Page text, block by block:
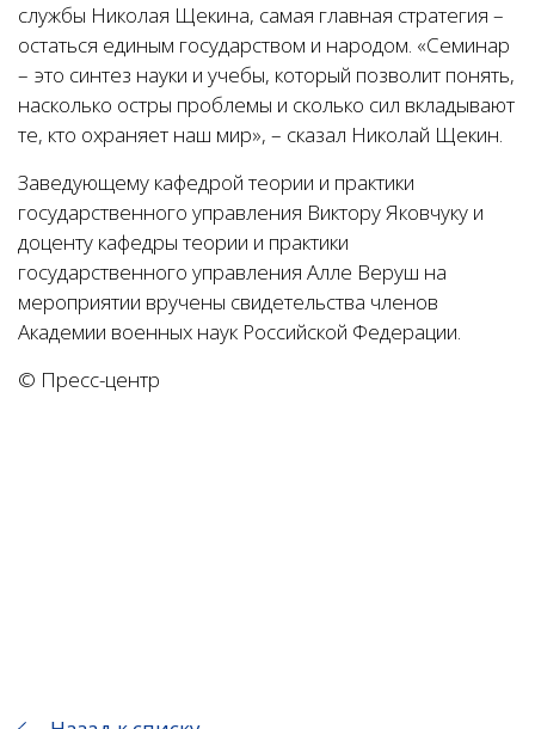
службы Николая Щекина, самая главная стратегия –
остаться единым государством и народом. «Семинар
– это синтез науки и учебы, который позволит понять,
насколько остры проблемы и сколько сил вкладывают
те, кто охраняет наш мир», – сказал Николай Щекин.
Заведующему кафедрой теории и практики
государственного управления Виктору Яковчуку и
доценту кафедры теории и практики
государственного управления Алле Веруш на
мероприятии вручены свидетельства членов
Академии военных наук Российской Федерации.
© Пресс-центр